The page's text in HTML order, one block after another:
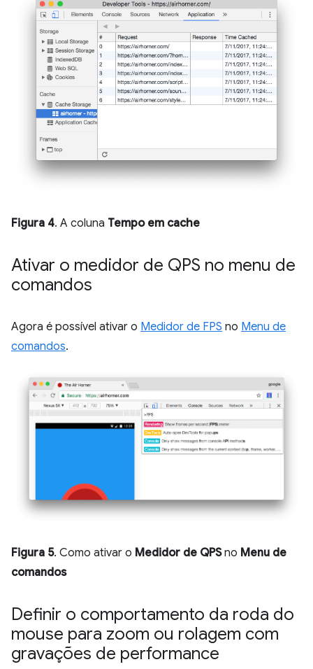
Figura 4. A coluna Tempo em cache
Ativar o medidor de QPS no menu de
comandos
Agora é possível ativar o Medidor de FPS no Menu de
comandos.
Figura 5. Como ativar o Medidor de QPSno Menu de
comandos
Definir o comportamento da roda do
mouse para zoom ou rolagem com
gravações de performance